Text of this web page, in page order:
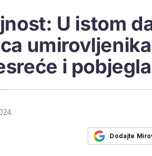
U istom
i pobjegla
Dodajte